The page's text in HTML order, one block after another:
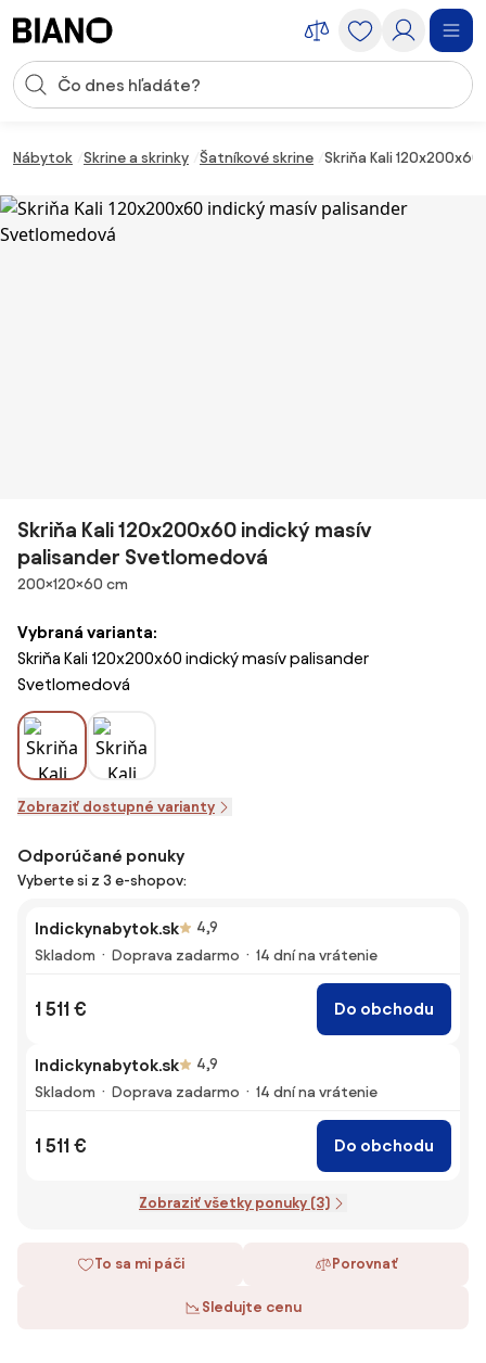
Vstup pre vyhľadávanie
Nábytok Skrine a skrinky Šatníkové skrine Skriňa Kali
Skriňa Kali 120x200x60 indický masív
palisander Svetlomedová
Rozmery
200×120×60 cm
Vybraná varianta:
Skriňa Kali 120x200x60 indický masív palisander
Svetlomedová
Zobraziť dostupné varianty
Odporúčané ponuky
Vyberte si z 3 e-shopov:
Indickynabytok.sk
4,9
Skladom
Doprava zadarmo 14 dní na vrátenie
1 511 € Do obchodu
Indickynabytok.sk
4,9
Skladom
Doprava zadarmo 14 dní na vrátenie
1 511 € Do obchodu
Zobraziť všetky ponuky (3)
To sa mi páči Porovnať
Sledujte cenu